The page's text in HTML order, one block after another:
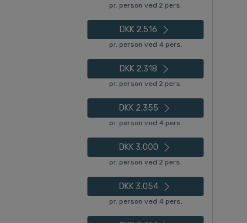
pr. person ved 2 pers.
DKK 2.516
pr. person ved 4 pers.
DKK 2.318
pr. person ved 2 pers.
DKK 2.355
pr. person ved 4 pers.
DKK 3.000
pr. person ved 2 pers.
DKK 3.054
pr. person ved 4 pers.